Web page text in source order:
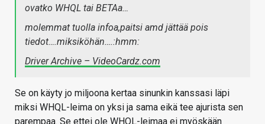
ovatko WHQL tai BETAa…
molemmat tuolla infoa,paitsi amd jättää pois
tiedot….miksiköhän….:hmm:
Driver Archive – VideoCardz.com
Se on käyty jo miljoona kertaa sinunkin kanssasi läpi
miksi WHQL-leima on yksi ja sama eikä tee ajurista sen
parempaa. Se ettei ole WHQL-leimaa ei myöskään